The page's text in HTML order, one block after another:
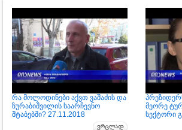
რა მოლოდინები აქვთ ვაშაძის და
ზურაბიშვილის საარჩევნო
შტაბებში? 27.11.2018
მეორე
სექტორი